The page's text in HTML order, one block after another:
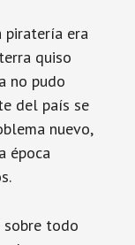
era
quiso
no pudo
del país se
nuevo,
época
sobre todo